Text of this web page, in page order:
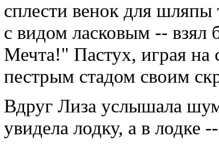
сплести венок для
с видом ласковым --
Мечта!" Пастух, играя
пестрым стадом своим
Вдруг Лиза услышала
увидела лодку, а в лодке